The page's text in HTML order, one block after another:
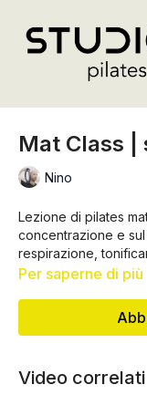
Mat Class |
Nino
Lezione di pilates
concentrazione e
respirazione,
solo l'elastico!)
Per saperne di più
Video correlati